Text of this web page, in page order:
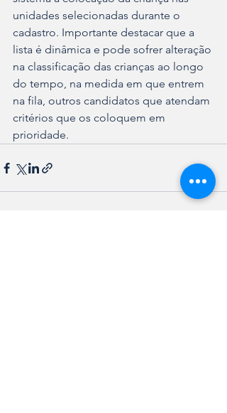
unidades selecionadas durante o
cadastro. Importante destacar que a
lista é dinâmica e pode sofrer alteração
na classificação das crianças ao longo
do tempo, na medida em que entrem
na fila, outros candidatos que atendam
critérios que os coloquem em
prioridade.